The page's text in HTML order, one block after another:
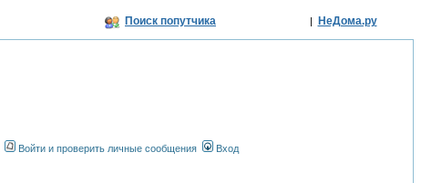
Поиск попутчика | НеДома.ру
Войти и проверить личные сообщения Вход